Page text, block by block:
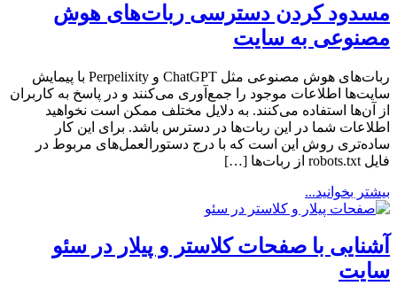
مسدود کردن دسترسی ربات‌های هوش
مصنوعی به سایت
ربات‌های هوش مصنوعی مثل ChatGPT و Perpelixity با پیمایش
سایت‌ها اطلاعات موجود را جمع‌آوری می‌کنند و در پاسخ به کاربران
از آن‌ها استفاده می‌کنند. به دلایل مختلف ممکن است نخواهید
اطلاعات شما در این ربات‌ها در دسترس باشد. برای این کار
ساده‌تری روش این است که با درج دستورالعمل‌های مربوط در
فایل robots.txt از ربات‌ها […]
بیشتر بخوانید...
آشنایی با صفحات کلاستر و پیلار در سئو
سایت